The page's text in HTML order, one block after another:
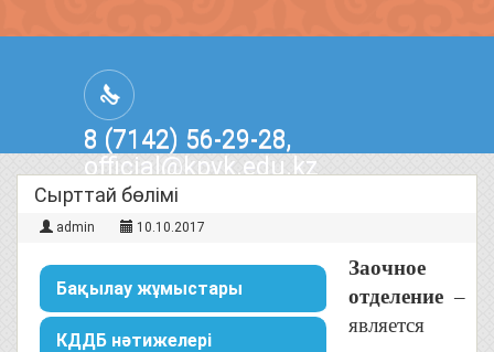
8 (7142) 56-29-28,
official@kpvk.edu.kz
г.Костанай, Проспект Кобыланды
Батыра, 3
Сырттай бөлімі
admin 10.10.2017
Бақылау жұмыстары
КДДБ нәтижелері
Заочное
отделение –
является